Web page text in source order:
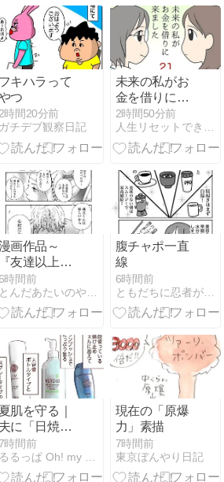
フキハラって
つ
時間20分前
ガチデブ観察日記
未来の私がお
金を借りにき
ました その21
2時間50分前
人生リセットできるかな？
画作品～
『友達以上不
貞未満』第8
話見どころ～
6時間前
腹チャポ一直
線
6時間前
ともだちに忍者が多い人のブログ
夏肌を守る｜
夫に「日焼け
め」を塗っ
てもらうため
時間前
現在の「原爆
力」素描
7時間前
東京ぼんやり日記